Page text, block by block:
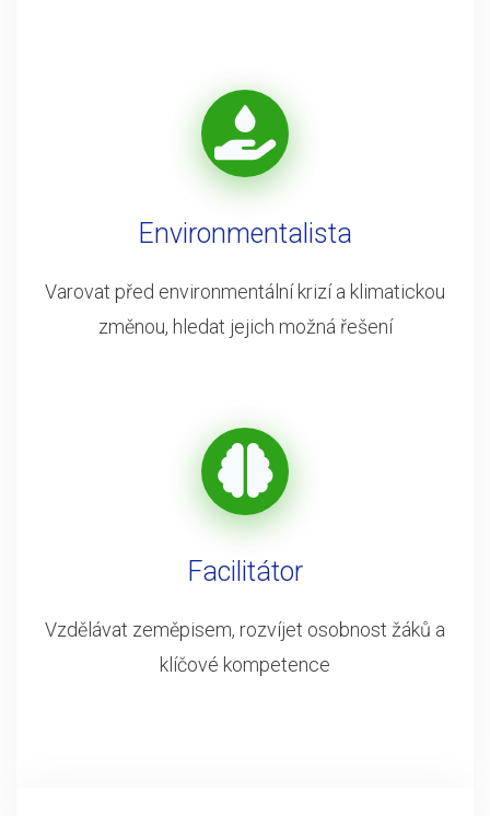
Environmentalista
Varovat před environmentální krizí a klimatickou
změnou, hledat jejich možná řešení
Facilitátor
Vzdělávat zeměpisem, rozvíjet osobnost žáků a
klíčové kompetence